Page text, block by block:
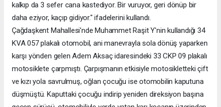
kalkıp da 3 sefer cana kastediyor. Bir vuruyor, geri dönüp bir
daha eziyor, kaçıp gidiyor." ifadelerini kullandı.
Çağdaşkent Mahallesi'nde Muhammet Raşit Y'nin kullandığı 34
KVA 057 plakalı otomobil, ani manevrayla sola dönüş yaparken
karşı yönden gelen Adem Aksaç idaresindeki 33 CKP 09 plakalı
motosiklete çarpmıştı. Çarpışmanın etkisiyle motosikletteki çift
ve kızı yola savrulmuş, oğlan çocuğu ise otomobilin kaputuna
düşmüştü. Kaputtaki çocuğu indirip yeniden direksiyon başına